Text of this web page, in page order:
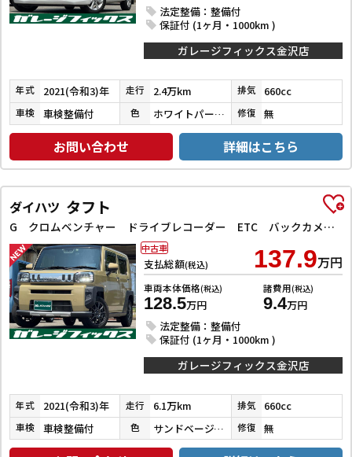
法定整備：整備付
保証付 (1ヶ月・1000km )
ガレージフィックス金沢店
年式 2021(令和3)年 走行 2.4万km 排気 660cc
車検 車検整備付 色 ホワイトパール３コートパール 修復 無
お問い合わせ 詳細はこちら
ダイハツ タフト
G クロムベンチャー ドライブレコーダー ETC バックカメラ ナビ TV クリアランスソナー 衝突被害軽減システム オートライト LEDヘッドランプ スマートキー アイドリングストップ 電動格納ミラー シートヒーター
支払総額(税込) 137.9万円
車両本体価格(税込)
128.5万円
諸費用(税込)
9.4万円
法定整備：整備付
保証付 (1ヶ月・1000km )
中古車
ガレージフィックス金沢店
年式 2021(令和3)年 走行 6.1万km 排気 660cc
車検 車検整備付 色 サンドベージュメタリック 修復 無